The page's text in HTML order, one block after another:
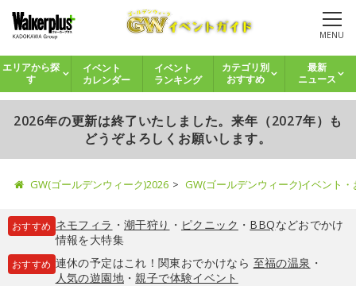
MENU
エリアから探
す
イベント
カレンダー
イベント
ランキング
カテゴリ別
おすすめ
最新
ニュース
2026年の更新は終了いたしました。来年（2027年）も
どうぞよろしくお願いします。
GW(ゴールデンウィーク)2026 GW(ゴールデンウィーク)イベント
おすすめ ネモフィラ ・ 潮干狩り ・ ピクニック ・ BBQなどおでかけ
情報を大特集
おすすめ 連休の予定はこれ！関東おでかけなら 至福の温泉 ・
人気の遊園地・親子で体験イベント